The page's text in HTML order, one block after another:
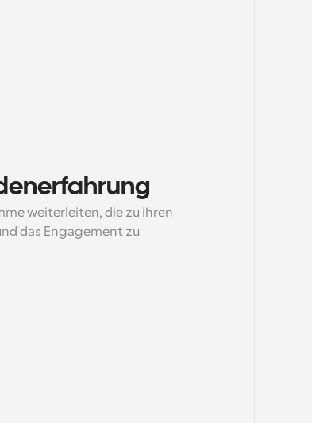
weiterleiten, die zu ihren
das Engagement zu